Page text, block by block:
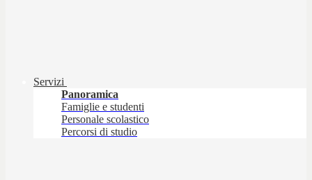
Servizi
Panoramica
Famiglie e studenti
Personale scolastico
Percorsi di studio